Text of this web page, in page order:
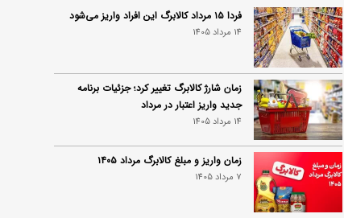
فردا ۱۵ مرداد کالابرگ این افراد واریز می‌شود
14 مرداد 1405
زمان شارژ کالابرگ تغییر کرد؛ جزئیات برنامه
جدید واریز اعتبار در مرداد
14 مرداد 1405
زمان واریز و مبلغ کالابرگ مرداد ۱۴۰۵
7 مرداد 1405